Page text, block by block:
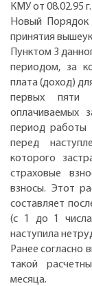
КМУ от 08.02.95
Новый Порядок
принятия
Пунктом 3
периодом, за
плата (доход)
первых пяти
оплачиваемых
период работы
перед
которого
страховые
взносы. Этот
составляет
(с 1 до 1
наступила
Ранее
такой
месяца.